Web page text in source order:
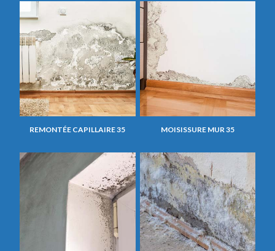
REMONTÉE CAPILLAIRE 35 MOISISSURE MUR 35